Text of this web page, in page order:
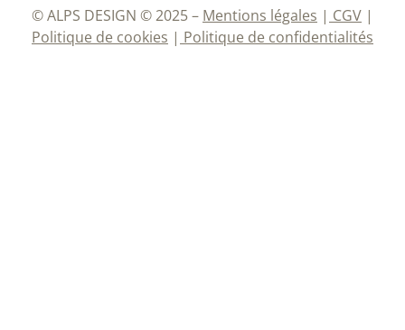
© ALPS DESIGN © 2025 – Mentions légales | CGV |
Politique de cookies | Politique de confidentialités